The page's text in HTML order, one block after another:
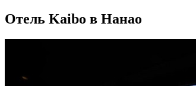
Отель Kaibo в Нанао